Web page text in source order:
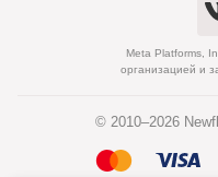
Meta Platforms,
организацией и
© 2010–2026